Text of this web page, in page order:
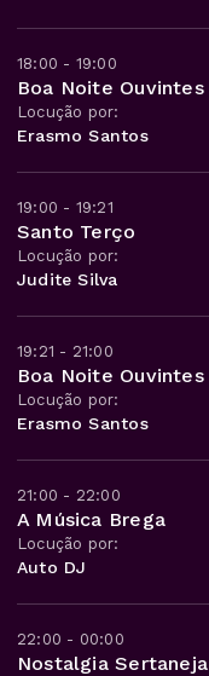
18:00 - 19:00
Boa Noite Ouvintes
Locução por:
Erasmo Santos
19:00 - 19:21
Santo Terço
Locução por:
Judite Silva
19:21 - 21:00
Boa Noite Ouvintes
Locução por:
Erasmo Santos
21:00 - 22:00
A Música Brega
Locução por:
Auto DJ
22:00 - 00:00
Nostalgia Sertaneja